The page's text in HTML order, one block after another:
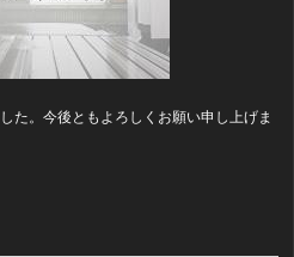
た。今後ともよろしくお願い申し上げま